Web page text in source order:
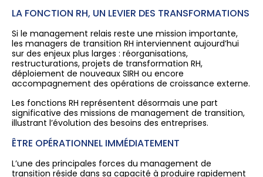
LA FONCTION RH, UN LEVIER DES TRANSFORMATIONS
Si le management relais reste une mission importante,
les managers de transition RH interviennent aujourd’hui
sur des enjeux plus larges : réorganisations,
restructurations, projets de transformation RH,
déploiement de nouveaux SIRH ou encore
accompagnement des opérations de croissance externe.
Les fonctions RH représentent désormais une part
significative des missions de management de transition,
illustrant l’évolution des besoins des entreprises.
ÊTRE OPÉRATIONNEL IMMÉDIATEMENT
L’une des principales forces du management de
transition réside dans sa capacité à produire rapidement